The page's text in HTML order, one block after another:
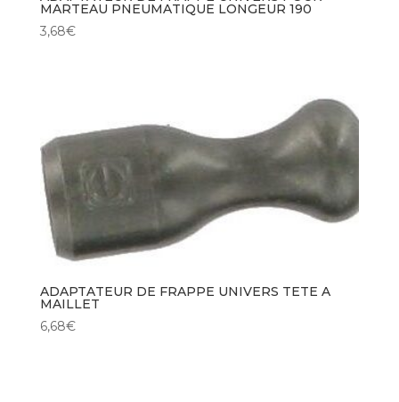
MARTEAU PNEUMATIQUE LONGEUR 190
3,68€
ADAPTATEUR DE FRAPPE UNIVERS TETE A
MAILLET
6,68€